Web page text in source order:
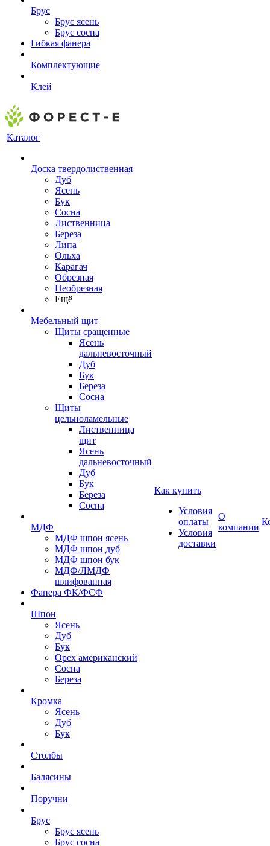
Брус
Брус ясень
Брус сосна
Гибкая фанера
Комплектующие
Клей
Каталог
Доска твердолиственная
Дуб
Ясень
Бук
Сосна
Лиственница
Береза
Липа
Ольха
Карагач
Обрезная
Необрезная
Ещё
Мебельный щит
Щиты сращенные
Ясень
дальневосточный
Дуб
Бук
Береза
Сосна
Щиты
цельноламельные
Лиственница
щит
Ясень
дальневосточный
Дуб
Бук
Береза
Сосна
МДФ
МДФ шпон ясень
МДФ шпон дуб
МДФ шпон бук
МДФ/ЛМДФ
шлифованная
Фанера ФК/ФСФ
Шпон
Ясень
Дуб
Бук
Орех американский
Сосна
Береза
Кромка
Ясень
Дуб
Бук
Столбы
Балясины
Поручни
Брус
Брус ясень
Брус сосна
Как купить
Условия
оплаты
Условия
доставки
О
компании